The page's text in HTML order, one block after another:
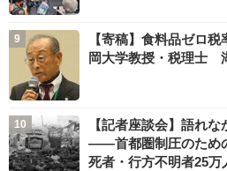
【寄稿】食料品ゼロ
岡大学教授・税理士
【記者座談会】語れ
――首都圏制圧のため
死者・行方不明者25万